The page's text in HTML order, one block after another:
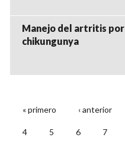
Manejo del artritis por
chikungunya
PÁGINAS
« primero ‹ anterior
4 5 6 7